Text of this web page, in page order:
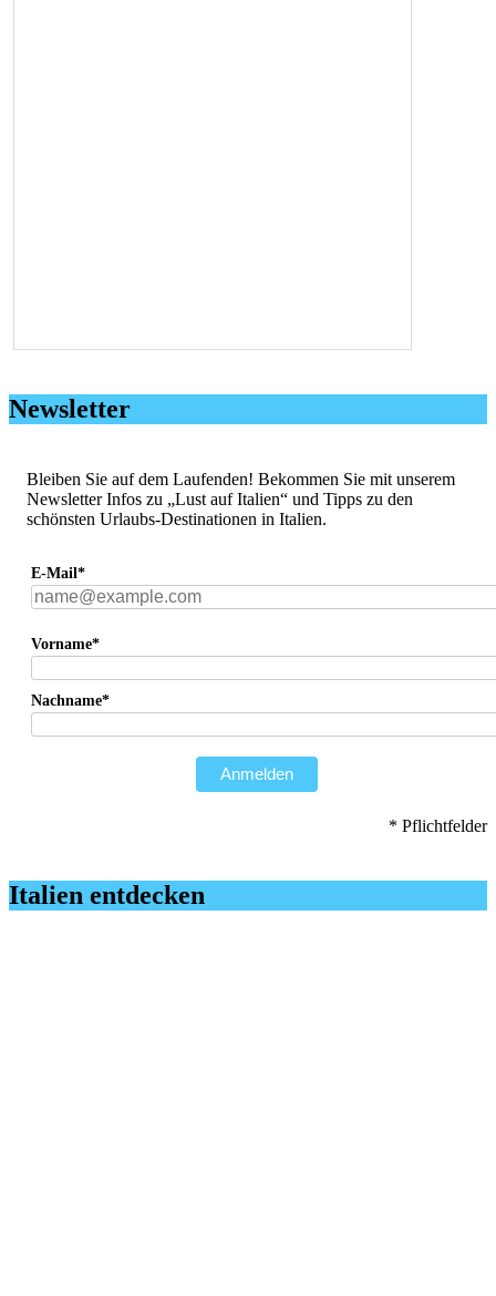
Newsletter
Bleiben Sie auf dem Laufenden! Bekommen Sie mit unserem
Newsletter Infos zu „Lust auf Italien“ und Tipps zu den
schönsten Urlaubs-Destinationen in Italien.
E-Mail*
Vorname*
Nachname*
Anmelden
* Pflichtfelder
Italien entdecken